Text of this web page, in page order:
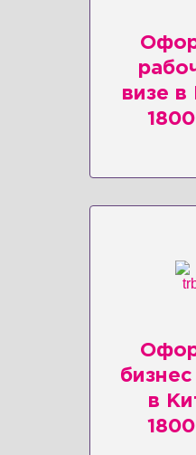
визe в
в